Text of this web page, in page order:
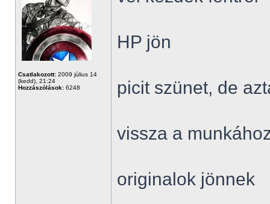
Csatlakozott: 2009 július 14
(kedd), 21:24
Hozzászólások: 6248
HP jön
picit szünet, de
vissza a
originalok jönnek